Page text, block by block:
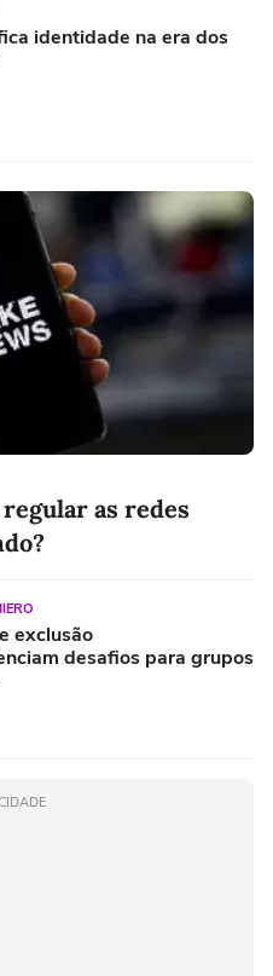
identidade na era dos
as redes
exclusão
desafios para grupos